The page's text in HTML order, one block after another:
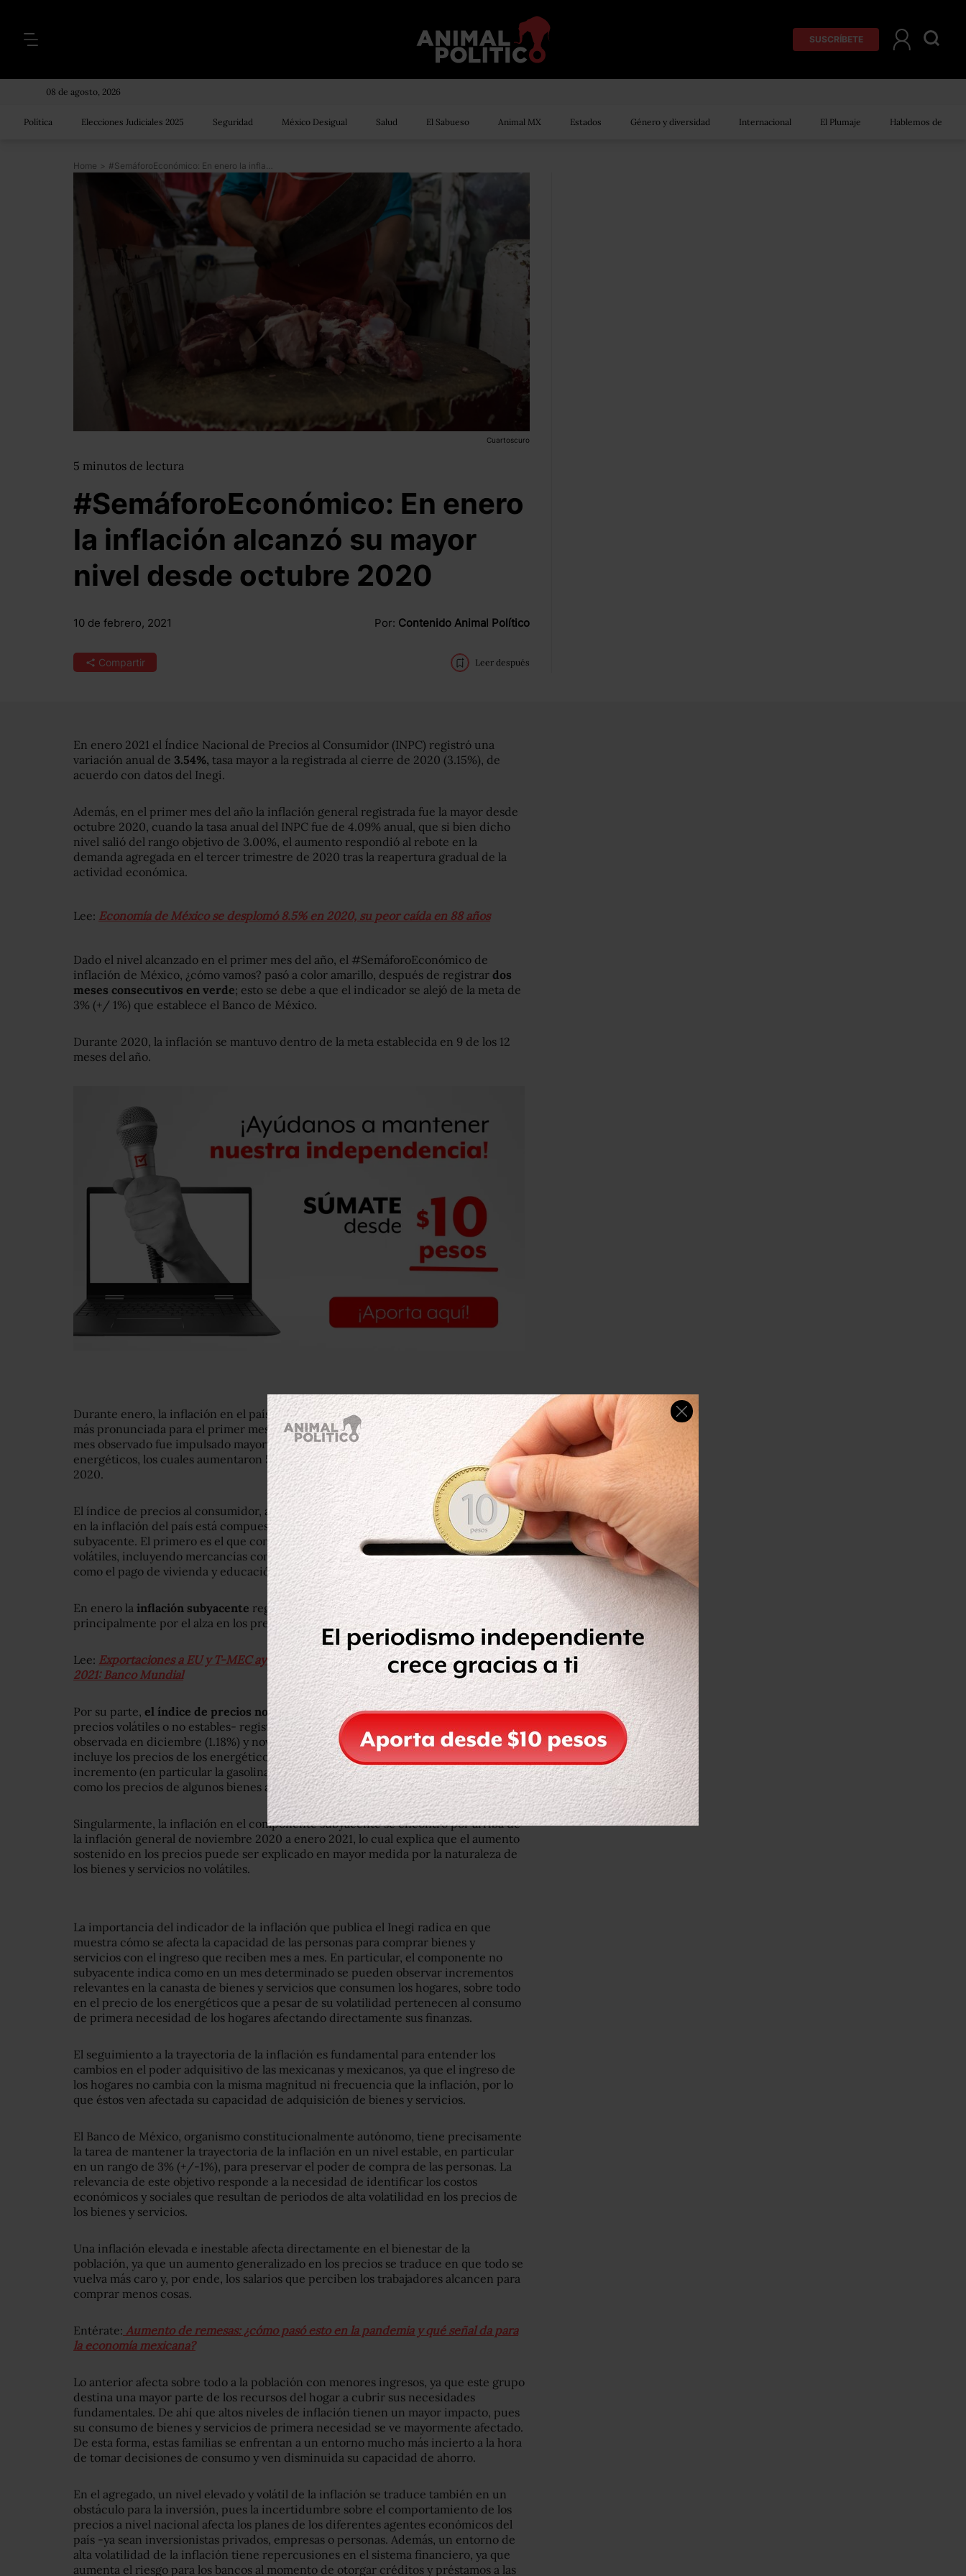
SUSCRÍBETE
08 de agosto, 2026
Política Elecciones Judiciales 2025 Seguridad México Desigual Salud El Sabueso Animal MX Estados Género y diversidad Internacional El Plumaje Hablemos de
Home > #SemáforoEconómico: En enero la inflación alcanzó su mayor nivel desde octubre 2020
Cuartoscuro
5 minutos de lectura
#SemáforoEconómico: En enero
la inflación alcanzó su mayor
nivel desde octubre 2020
10 de febrero, 2021 Por: Contenido Animal Político
Compartir Leer después
En enero 2021 el Índice Nacional de Precios al Consumidor (INPC) registró una
variación anual de 3.54%, tasa mayor a la registrada al cierre de 2020 (3.15%), de
acuerdo con datos del Inegi.
Además, en el primer mes del año la inflación general registrada fue la mayor desde
octubre 2020, cuando la tasa anual del INPC fue de 4.09% anual, que si bien dicho
nivel salió del rango objetivo de 3.00%, el aumento respondió al rebote en la
demanda agregada en el tercer trimestre de 2020 tras la reapertura gradual de la
actividad económica.
Lee: Economía de México se desplomó 8.5% en 2020, su peor caída en 88 años
Dado el nivel alcanzado en el primer mes del año, el #SemáforoEconómico de
inflación de México, ¿cómo vamos? pasó a color amarillo, después de registrar dos
meses consecutivos en verde; esto se debe a que el indicador se alejó de la meta de
3% (+/ 1%) que establece el Banco de México.
Durante 2020, la inflación se mantuvo dentro de la meta establecida en 9 de los 12
meses del año.
Durante enero, la inflación en el país registró unavariación mensual de 0.86%
, la
más pronunciada para el primer mes del año desde 2017; este incremento de mes a
mes observado fue impulsado mayoritariamente por el alza en los precios de los
energéticos, los cuales aumentaron 5.23% en enero 2021 respecto a diciembre
2020.
El índice de precios al consumidor, al que el Inegi da seguimiento para medir el alza
en la inflación del país está compuesto por dos componentes: el subyacente y el no
subyacente. El primero es el que considera los precios de los bienes que no son
volátiles, incluyendo mercancías como bebidas, alimentos procesados, y servicios
como el pago de vivienda y educación, entre otros.
En enero la inflación subyacente registró un incremento anual de 3.84%, impulsado
principalmente por el alza en los precios de alimentos, bebidas y tabaco.
Lee: Exportaciones a EU y T-MEC ayudarán a economía mexicana a crecer 3.7% en
2021: Banco Mundial
Por su parte, el índice de precios no subyacente – que considera a los bienes con
precios volátiles o no estables- registró una inflación anual de 2.63%, tasa mayor a la
observada en diciembre (1.18%) y noviembre (2.33%) de 2020; este componente
incluye los precios de los energéticos, que en el mes registraron un fuerte
incremento (en particular la gasolina de bajo octanaje y el gas doméstico LP), así
como los precios de algunos bienes agropecuarios como las frutas y las verduras.
Singularmente, la inflación en el componente subyacente se encontró por arriba de
la inflación general de noviembre 2020 a enero 2021, lo cual explica que el aumento
sostenido en los precios puede ser explicado en mayor medida por la naturaleza de
los bienes y servicios no volátiles.
La importancia del indicador de la inflación que publica el Inegi radica en que
muestra cómo se afecta la capacidad de las personas para comprar bienes y
servicios con el ingreso que reciben mes a mes. En particular, el componente no
subyacente indica como en un mes determinado se pueden observar incrementos
relevantes en la canasta de bienes y servicios que consumen los hogares, sobre todo
en el precio de los energéticos que a pesar de su volatilidad pertenecen al consumo
de primera necesidad de los hogares afectando directamente sus finanzas.
El seguimiento a la trayectoria de la inflación es fundamental para entender los
cambios en el poder adquisitivo de las mexicanas y mexicanos, ya que el ingreso de
los hogares no cambia con la misma magnitud ni frecuencia que la inflación, por lo
que éstos ven afectada su capacidad de adquisición de bienes y servicios.
El Banco de México, organismo constitucionalmente autónomo, tiene precisamente
la tarea de mantener la trayectoria de la inflación en un nivel estable, en particular
en un rango de 3% (+/-1%), para preservar el poder de compra de las personas. La
relevancia de este objetivo responde a la necesidad de identificar los costos
económicos y sociales que resultan de periodos de alta volatilidad en los precios de
los bienes y servicios.
Una inflación elevada e inestable afecta directamente en el bienestar de la
población, ya que un aumento generalizado en los precios se traduce en que todo se
vuelva más caro y, por ende, los salarios que perciben los trabajadores alcancen para
comprar menos cosas.
Entérate: Aumento de remesas: ¿cómo pasó esto en la pandemia y qué señal da para
la economía mexicana?
Lo anterior afecta sobre todo a la población con menores ingresos, ya que este grupo
destina una mayor parte de los recursos del hogar a cubrir sus necesidades
fundamentales. De ahí que altos niveles de inflación tienen un mayor impacto, pues
su consumo de bienes y servicios de primera necesidad se ve mayormente afectado.
De esta forma, estas familias se enfrentan a un entorno mucho más incierto a la hora
de tomar decisiones de consumo y ven disminuida su capacidad de ahorro.
En el agregado, un nivel elevado y volátil de la inflación se traduce también en un
obstáculo para la inversión, pues la incertidumbre sobre el comportamiento de los
precios a nivel nacional afecta los planes de los diferentes agentes económicos del
país -ya sean inversionistas privados, empresas o personas. Además, un entorno de
alta volatilidad de la inflación tiene repercusiones en el sistema financiero, ya que
aumenta el riesgo para los bancos al momento de otorgar créditos y préstamos a las